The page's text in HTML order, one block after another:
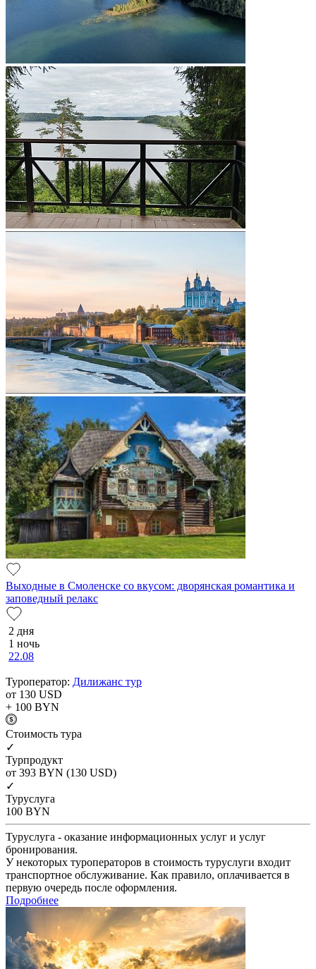
Выходные в Смоленске со вкусом: дворянская романтика и
заповедный релакс
2 дня
1 ночь
22.08
Туроператор: Дилижанс тур
от 130 USD
+ 100 BYN
Cтоимость тура
✓
Турпродукт
от 393 BYN (130 USD)
✓
Туруслуга
100 BYN
Туруслуга - оказание информационных услуг и услуг
бронирования.
У некоторых туроператоров в стоимость туруслуги входит
транспортное обслуживание. Как правило, оплачивается в
первую очередь после оформления.
Подробнее